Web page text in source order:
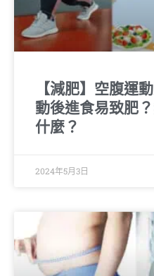
【減肥】空腹運
動後進食易致肥
什麼？
2024年5月3日